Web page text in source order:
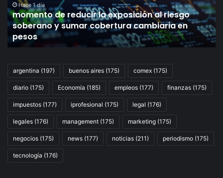
riesgo
soberano
y
sumar
cobertura
en
Hace 1 día
momento de reducir la exposición al riesgo
soberano y sumar cobertura cambiaria en
pesos
en
el
y
argentina (197) buenos aires (175) comex (175)
diario (175) Economía (185) empleos (177) finanzas (175)
impuestos (177) iprofesional (175) legal (176)
legales (176) management (175) marketing (175)
negocios (175) news (177) noticias (211) periodismo (175)
tecnología (176)